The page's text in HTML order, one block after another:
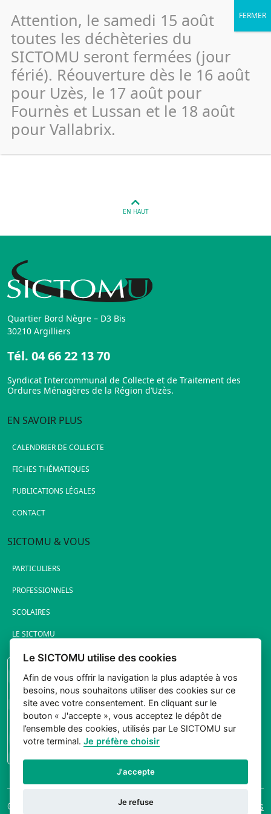
Uzes – Rue du collège – Lycée
Guyemer (Verre)
Publié le 26 janvier 2022
EN HAUT
Quartier Bord Nègre – D3 Bis
30210 Argilliers
Tél. 04 66 22 13 70
Syndicat Intercommunal de Collecte et de Traitement des
Ordures Ménagères de la Région d’Uzès.
EN SAVOIR PLUS
CALENDRIER DE COLLECTE
FICHES THÉMATIQUES
PUBLICATIONS LÉGALES
CONTACT
SICTOMU & VOUS
PARTICULIERS
PROFESSIONNELS
SCOLAIRES
LE SICTOMU
PORTAIL ÉLUS
CONNEXION
© 2026 Sictomu. Tout
Mentions légales
Attention, le samedi 15 août
toutes les déchèteries du
SICTOMU seront fermées (jour
férié). Réouverture dès le 16 août
pour Uzès, le 17 août pour
Fournès et Lussan et le 18 août
pour Vallabrix.
Le SICTOMU utilise des cookies
Afin de vous offrir la navigation la plus adaptée à vos
besoins, nous souhaitons utiliser des cookies sur ce
site avec votre consentement. En cliquant sur le
bouton « J'accepte », vous acceptez le dépôt de
l’ensemble des cookies, utilisés par Le SICTOMU sur
votre terminal.Je préfère choisir
J'accepte
Je refuse